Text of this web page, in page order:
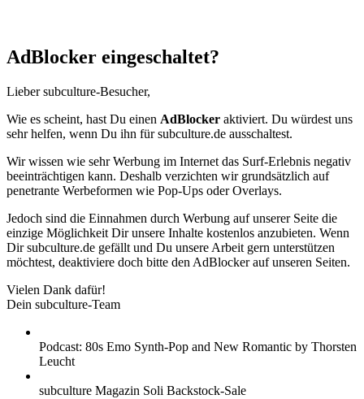
AdBlocker eingeschaltet?
Lieber subculture-Besucher,
Wie es scheint, hast Du einen AdBlocker aktiviert. Du würdest uns
sehr helfen, wenn Du ihn für subculture.de ausschaltest.
Wir wissen wie sehr Werbung im Internet das Surf-Erlebnis negativ
beeinträchtigen kann. Deshalb verzichten wir grundsätzlich auf
penetrante Werbeformen wie Pop-Ups oder Overlays.
Jedoch sind die Einnahmen durch Werbung auf unserer Seite die
einzige Möglichkeit Dir unsere Inhalte kostenlos anzubieten. Wenn
Dir subculture.de gefällt und Du unsere Arbeit gern unterstützen
möchtest, deaktiviere doch bitte den AdBlocker auf unseren Seiten.
Vielen Dank dafür!
Dein subculture-Team
Podcast: 80s Emo Synth-Pop and New Romantic by Thorsten
Leucht
subculture Magazin Soli Backstock-Sale